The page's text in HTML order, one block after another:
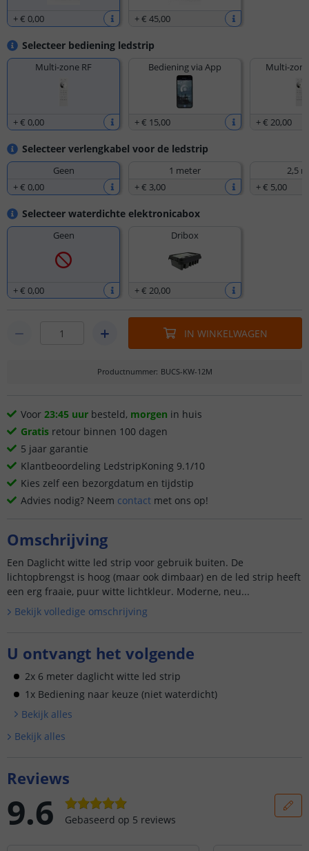
+€ 0,00 +€ 45,00
Selecteer bediening ledstrip
Multi-zone RF
+€ 0,00
Bediening via App
+€ 15,00
Multi-
+€ 20,00
Selecteer verlengkabel voor de ledstrip
Geen
+€ 0,00
1 meter
+€ 3,00
2,5
+€ 5,00
Selecteer waterdichte elektronicabox
Geen
+€ 0,00
Dribox
+€ 20,00
IN WINKELWAGEN
Productnummer: BUCS-KW-12M
Voor 23:45 uur besteld, morgen in huis
Gratis retour binnen 100 dagen
5 jaar garantie
Klantbeoordeling LedstripKoning 9.1/10
Kies zelf een bezorgdatum en tijdstip
Advies nodig? Neem contact met ons op!
Omschrijving
Een Daglicht witte led strip voor gebruik buiten. De
lichtopbrengst is hoog (maar ook dimbaar) en de led strip heeft
een erg fraaie, puur witte lichtkleur. Moderne, neu...
Bekijk volledige omschrijving
U ontvangt het volgende
2x 6 meter daglicht witte led strip
1x Bediening naar keuze (niet waterdicht)
Bekijk alles
Bekijk alles
Reviews
9.6 Gebaseerd op 5 reviews